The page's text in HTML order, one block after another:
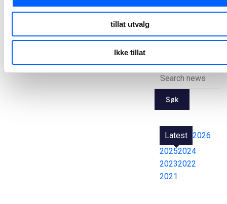
tillat utvalg
Ikke tillat
pressemeldinger
Søk
Latest 2026
20252024
20232022
2021